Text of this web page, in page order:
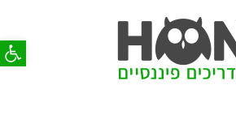
פתח